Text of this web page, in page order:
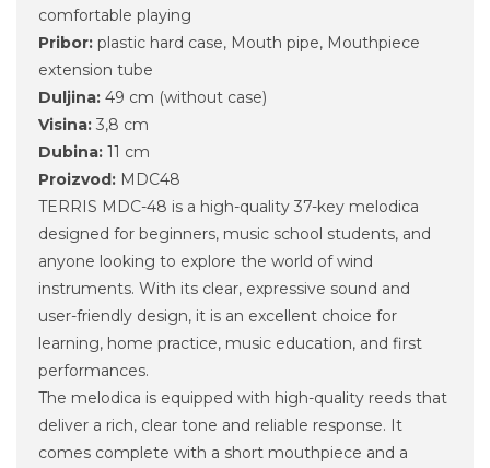
comfortable playing
Pribor: plastic hard case, Mouth pipe, Mouthpiece
extension tube
Duljina: 49 cm (without case)
Visina: 3,8 cm
Dubina: 11 cm
Proizvod: MDC48
TERRIS MDC-48 is a high-quality 37-key melodica
designed for beginners, music school students, and
anyone looking to explore the world of wind
instruments. With its clear, expressive sound and
user-friendly design, it is an excellent choice for
learning, home practice, music education, and first
performances.
The melodica is equipped with high-quality reeds that
deliver a rich, clear tone and reliable response. It
comes complete with a short mouthpiece and a